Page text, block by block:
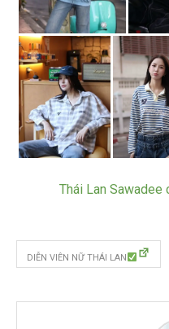
Thái Lan Sawadee
DIỄN VIÊN NỮ THÁI LAN